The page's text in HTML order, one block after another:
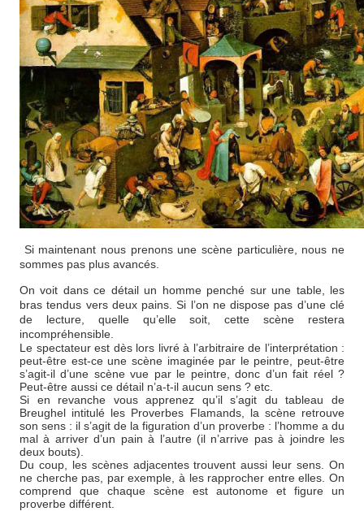
Si maintenant nous prenons une scène particulière, nous ne
sommes pas plus avancés.
On voit dans ce détail un homme penché sur une table, les
bras tendus vers deux pains. Si l’on ne dispose pas d’une clé
de lecture, quelle qu’elle soit, cette scène restera
incompréhensible.
Le spectateur est dès lors livré à l’arbitraire de l’interprétation :
peut-être est-ce une scène imaginée par le peintre, peut-être
s’agit-il d’une scène vue par le peintre, donc d’un fait réel ?
Peut-être aussi ce détail n’a-t-il aucun sens ? etc.
Si en revanche vous apprenez qu’il s’agit du tableau de
Breughel intitulé les Proverbes Flamands, la scène retrouve
son sens : il s’agit de la figuration d’un proverbe : l’homme a du
mal à arriver d’un pain à l’autre (il n’arrive pas à joindre les
deux bouts).
Du coup, les scènes adjacentes trouvent aussi leur sens. On
ne cherche pas, par exemple, à les rapprocher entre elles. On
comprend que chaque scène est autonome et figure un
proverbe différent.